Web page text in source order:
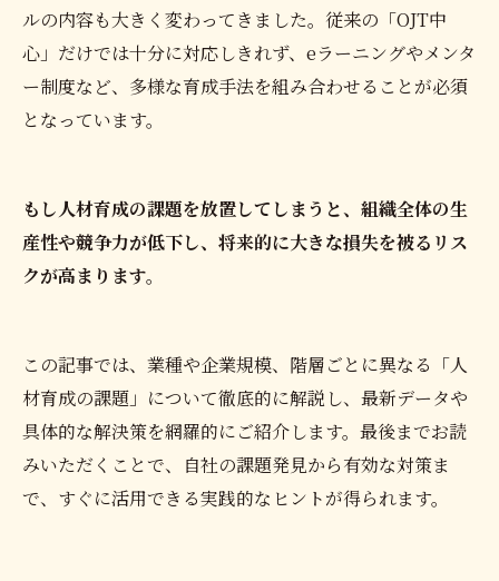
ルの内容も大きく変わってきました。従来の「OJT中
心」だけでは十分に対応しきれず、eラーニングやメンタ
ー制度など、多様な育成手法を組み合わせることが必須
となっています。
もし人材育成の課題を放置してしまうと、組織全体の生
産性や競争力が低下し、将来的に大きな損失を被るリス
クが高まります。
この記事では、業種や企業規模、階層ごとに異なる「人
材育成の課題」について徹底的に解説し、最新データや
具体的な解決策を網羅的にご紹介します。最後までお読
みいただくことで、自社の課題発見から有効な対策ま
で、すぐに活用できる実践的なヒントが得られます。